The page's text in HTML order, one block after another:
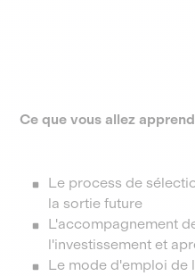
Ce que vous allez
Le process de
la sortie future
L'accompagnement
l'investissement et
Le mode d'emploi de